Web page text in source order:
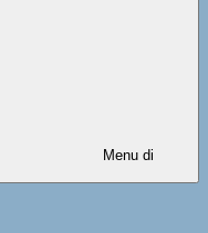
Menu di